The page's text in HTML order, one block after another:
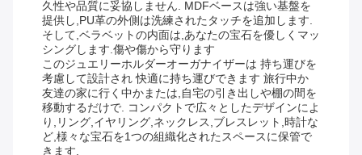
久性や品質に妥協しません. MDFベースは強い基盤を
提供し,PU革の外側は洗練されたタッチを追加します.
そして,ベラベットの内面は,あなたの宝石を優しくマッ
シングします.傷や傷から守ります
このジュエリーホルダーオーガナイザーは 持ち運びを
考慮して設計され 快適に持ち運びできます 旅行中か
友達の家に行く中かまたは,自宅の引き出しや棚の間を
移動するだけで. コンパクトで広々としたデザインによ
り,リング,イヤリング,ネックレス,ブレスレット,時計な
ど,様々な宝石を1つの組織化されたスペースに保管で
きます.